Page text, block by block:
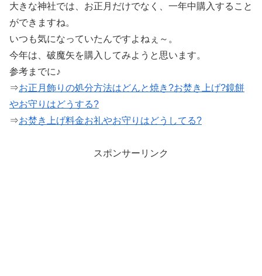
大きな神社では、お正月だけでなく、一年中購入すること
ができますね。
いつも気になっていたんですよねぇ～。
今年は、破魔矢を購入してみようと思います。
参考までに♪
⇒お正月飾りの処分方法はどんと焼き?お焚き上げ?鏡餅
やお守りはどうする?
⇒お焚き上げ料金お礼やお守りはどうしてる?
スポンサーリンク